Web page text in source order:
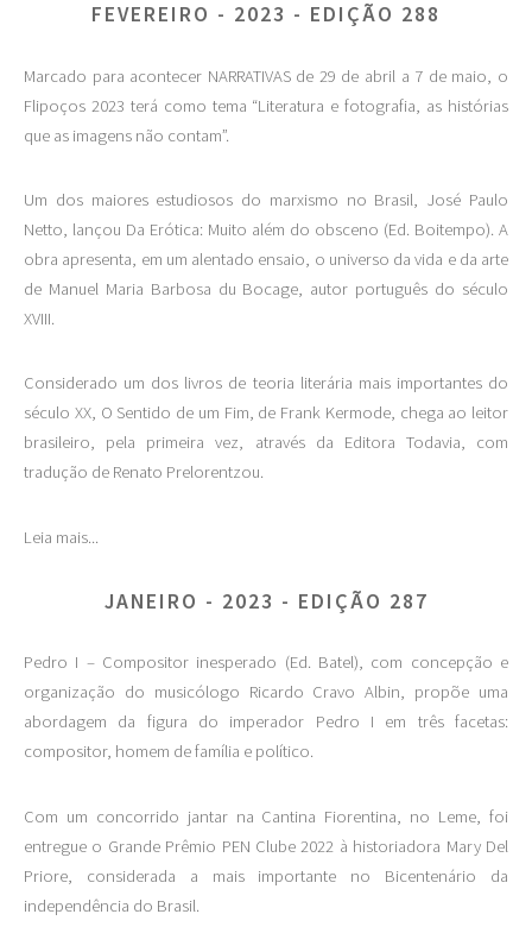
FEVEREIRO - 2023 - EDIÇÃO 288
Marcado para acontecer NARRATIVAS de 29 de abril a 7 de maio, o
Flipoços 2023 terá como tema “Literatura e fotografia, as histórias
que as imagens não contam”.
Um dos maiores estudiosos do marxismo no Brasil, José Paulo
Netto, lançou Da Erótica: Muito além do obsceno (Ed. Boitempo). A
obra apresenta, em um alentado ensaio, o universo da vida e da arte
de Manuel Maria Barbosa du Bocage, autor português do século
XVIII.
Considerado um dos livros de teoria literária mais importantes do
século XX, O Sentido de um Fim, de Frank Kermode, chega ao leitor
brasileiro, pela primeira vez, através da Editora Todavia, com
tradução de Renato Prelorentzou.
Leia mais...
JANEIRO - 2023 - EDIÇÃO 287
Pedro I – Compositor inesperado (Ed. Batel), com concepção e
organização do musicólogo Ricardo Cravo Albin, propõe uma
abordagem da figura do imperador Pedro I em três facetas:
compositor, homem de família e político.
Com um concorrido jantar na Cantina Fiorentina, no Leme, foi
entregue o Grande Prêmio PEN Clube 2022 à historiadora Mary Del
Priore, considerada a mais importante no Bicentenário da
independência do Brasil.